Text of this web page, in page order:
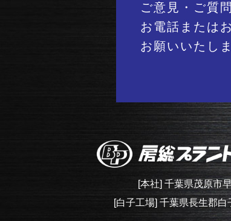
ご意見・ご質
お電話または
お願いいたし
[本社] 千葉県茂原市
[白子工場] 千葉県長生郡